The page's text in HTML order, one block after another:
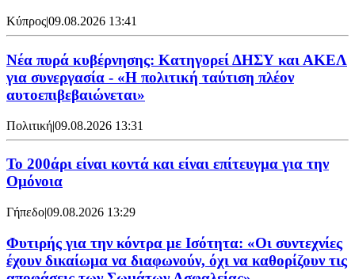
Κύπρος|09.08.2026 13:41
Νέα πυρά κυβέρνησης: Κατηγορεί ΔΗΣΥ και ΑΚΕΛ
για συνεργασία - «Η πολιτική ταύτιση πλέον
αυτοεπιβεβαιώνεται»
Πολιτική|09.08.2026 13:31
Το 200άρι είναι κοντά και είναι επίτευγμα για την
Ομόνοια
Γήπεδο|09.08.2026 13:29
Φυτιρής για την κόντρα με Ισότητα: «Οι συντεχνίες
έχουν δικαίωμα να διαφωνούν, όχι να καθορίζουν τις